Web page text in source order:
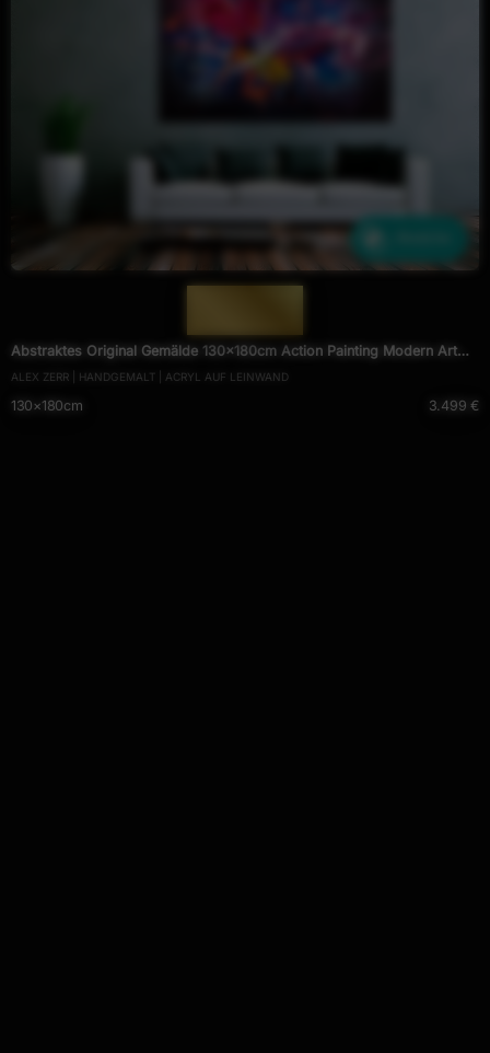
Abstraktes Original Gemälde 130x180cm Action Painting Modern Art
handgemalt Mischtechnik schwarz NEON bunt blau
ALEX ZERR | HANDGEMALT | ACRYL AUF LEINWAND
130×180cm 3.499 €